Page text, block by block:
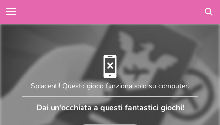
Spiacenti! Questo gioco funziona solo su computer.
Dai un'occhiata a questi fantastici giochi!